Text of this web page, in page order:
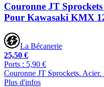
Couronne JT
Pour Kawasaki KMX
La Bécanerie
25,50 €
Ports : 5,90 €
Couronne JT Sprockets.
Plus d'infos